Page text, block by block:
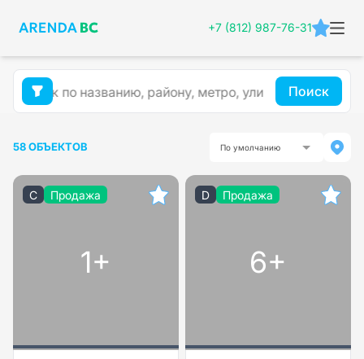
+7 (812) 987-76-31
Поиск
58 ОБЪЕКТОВ По умолчанию
C Продажа
1+
D Продажа
6+